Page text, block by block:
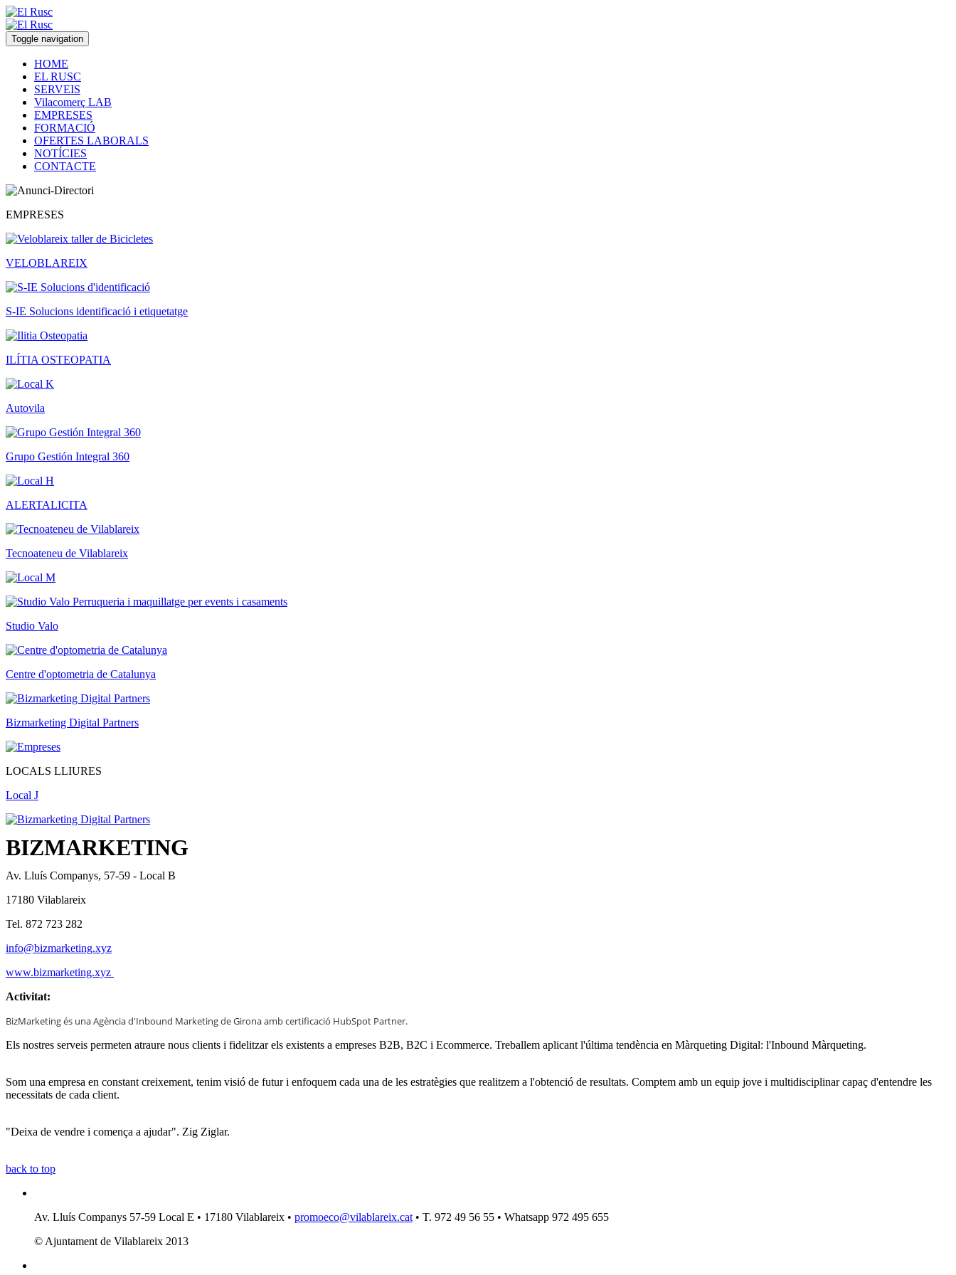
Toggle navigation
HOME
EL RUSC
SERVEIS
Vilacomerç LAB
EMPRESES
FORMACIÓ
OFERTES LABORALS
NOTÍCIES
CONTACTE
EMPRESES
VELOBLAREIX
S-IE Solucions identificació i etiquetatge
ILÍTIA OSTEOPATIA
Autovila
Grupo Gestión Integral 360
ALERTALICITA
Tecnoateneu de Vilablareix
Studio Valo
Centre d'optometria de Catalunya
Bizmarketing Digital Partners
LOCALS LLIURES
Local J
BIZMARKETING
Av. Lluís Companys, 57-59 - Local B
17180 Vilablareix
Tel. 872 723 282
info@bizmarketing.xyz
www.bizmarketing.xyz
Activitat:
BizMarketing és una Agència d'Inbound Marketing de Girona amb certificació HubSpot Partner.
Els nostres serveis permeten atraure nous clients i fidelitzar els existents a empreses B2B, B2C i Ecommerce. Treballem aplicant l'última tendència en Màrqueting Digital: l'Inbound Màrqueting.
Som una empresa en constant creixement, tenim visió de futur i enfoquem cada una de les estratègies que realitzem a l'obtenció de resultats. Comptem amb un equip jove i multidisciplinar capaç d'entendre les
necessitats de cada client.
"Deixa de vendre i comença a ajudar". Zig Ziglar.
back to top
Av. Lluís Companys 57-59 Local E • 17180 Vilablareix • promoeco@vilablareix.cat • T. 972 49 56 55 • Whatsapp 972 495 655
© Ajuntament de Vilablareix 2013